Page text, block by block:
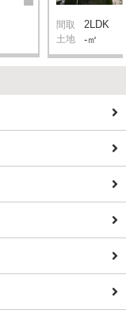
間取 2LDK
土地 -㎡